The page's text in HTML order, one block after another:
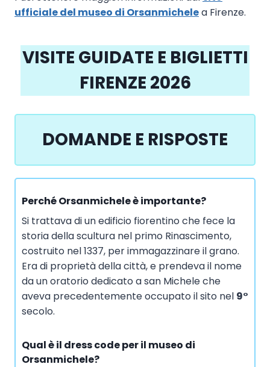
ufficiale del museo di Orsanmichelea Firenze.
VISITE GUIDATE E BIGLIETTI
FIRENZE 2026
DOMANDE E RISPOSTE
Perché Orsanmichele è importante?
Si trattava di un edificio fiorentino che fece la
storia della scultura nel primo Rinascimento,
costruito nel 1337, per immagazzinare il grano.
Era di proprietà della città, e prendeva il nome
da un oratorio dedicato a san Michele che
aveva precedentemente occupato il sito nel 9°
secolo.
Qual è il dress code per il museo di
Orsanmichele?